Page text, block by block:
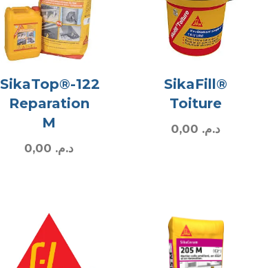
SikaTop®-122
Reparation
M
د.م.
SikaFill®
Toiture
د.م.